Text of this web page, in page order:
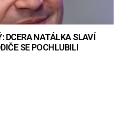
DCERA NATÁLKA SLAVÍ
SE POCHLUBILI